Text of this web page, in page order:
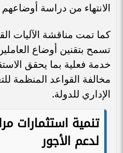
الانتهاء من دراسة
كما تمت مناقشة الآليات
تسمح بتقنين أوضاع
خدمة فعلية بما يحقق
مخالفة القواعد المنظمة
الإداري للدولة.
تنمية استثمارات
لدعم الأجور